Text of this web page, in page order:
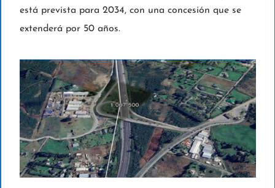
está prevista para 2034, con una concesión que se
extenderá por 50 años.